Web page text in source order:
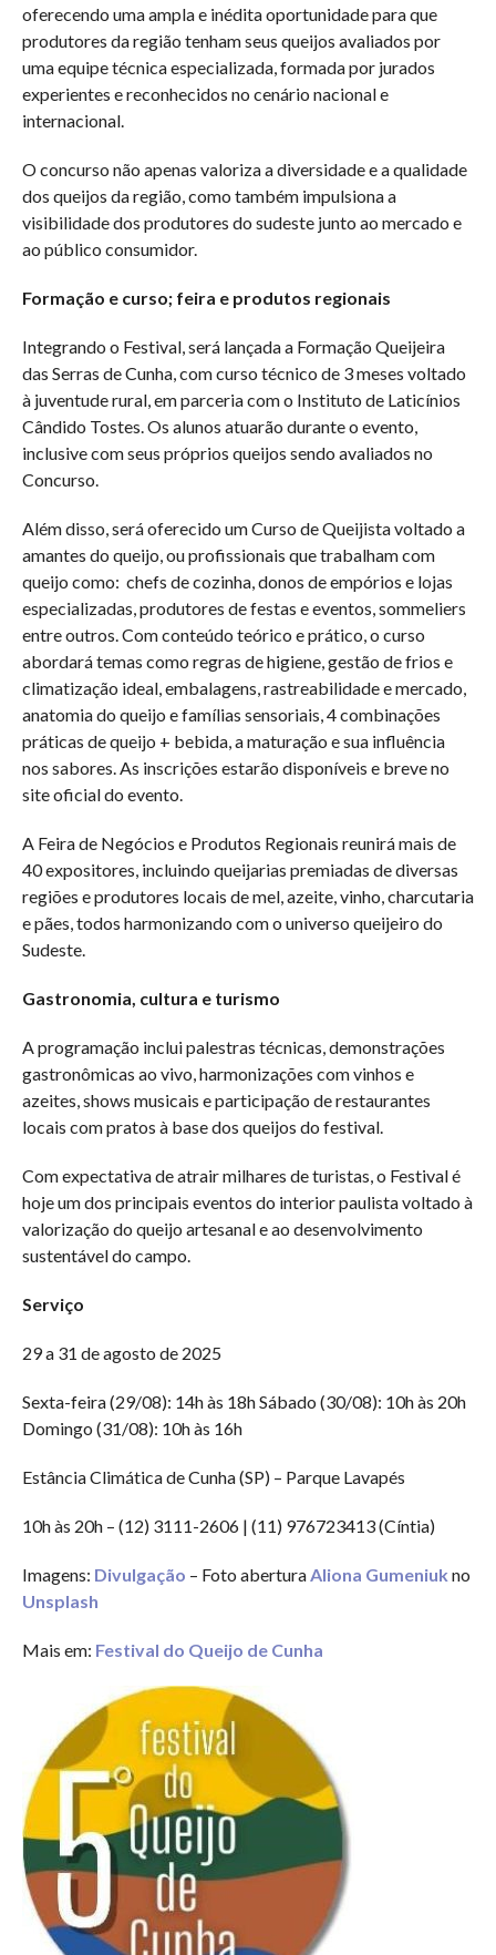
oferecendo uma ampla e inédita oportunidade para que
produtores da região tenham seus queijos avaliados por
uma equipe técnica especializada, formada por jurados
experientes e reconhecidos no cenário nacional e
internacional.
O concurso não apenas valoriza a diversidade e a qualidade
dos queijos da região, como também impulsiona a
visibilidade dos produtores do sudeste junto ao mercado e
ao público consumidor.
Formação e curso; feira e produtos regionais
Integrando o Festival, será lançada a Formação Queijeira
das Serras de Cunha, com curso técnico de 3 meses voltado
à juventude rural, em parceria com o Instituto de Laticínios
Cândido Tostes. Os alunos atuarão durante o evento,
inclusive com seus próprios queijos sendo avaliados no
Concurso.
Além disso, será oferecido um Curso de Queijista voltado a
amantes do queijo, ou profissionais que trabalham com
queijo como: chefs de cozinha, donos de empórios e lojas
especializadas, produtores de festas e eventos, sommeliers
entre outros. Com conteúdo teórico e prático, o curso
abordará temas como regras de higiene, gestão de frios e
climatização ideal, embalagens, rastreabilidade e mercado,
anatomia do queijo e famílias sensoriais, 4 combinações
práticas de queijo + bebida, a maturação e sua influência
nos sabores. As inscrições estarão disponíveis e breve no
site oficial do evento.
A Feira de Negócios e Produtos Regionais reunirá mais de
40 expositores, incluindo queijarias premiadas de diversas
regiões e produtores locais de mel, azeite, vinho, charcutaria
e pães, todos harmonizando com o universo queijeiro do
Sudeste.
Gastronomia, cultura e turismo
A programação inclui palestras técnicas, demonstrações
gastronômicas ao vivo, harmonizações com vinhos e
azeites, shows musicais e participação de restaurantes
locais com pratos à base dos queijos do festival.
Com expectativa de atrair milhares de turistas, o Festival é
hoje um dos principais eventos do interior paulista voltado à
valorização do queijo artesanal e ao desenvolvimento
sustentável do campo.
Serviço
29 a 31 de agosto de 2025
Sexta-feira (29/08): 14h às 18h Sábado (30/08): 10h às 20h
Domingo (31/08): 10h às 16h
Estância Climática de Cunha (SP) – Parque Lavapés
10h às 20h – (12) 3111-2606 | (11) 976723413 (Cíntia)
Imagens: Divulgação – Foto aberturaAliona Gumeniuk no
Unsplash
Mais em: Festival do Queijo de Cunha